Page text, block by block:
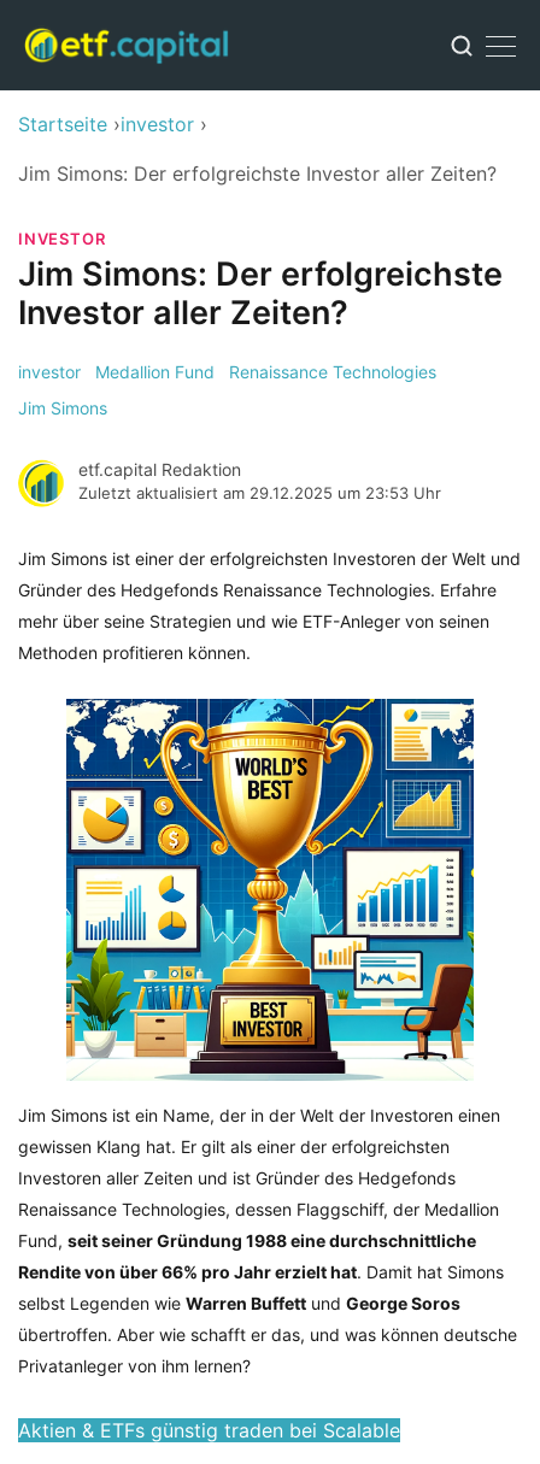
Startseite investor
Jim Simons: Der erfolgreichste Investor aller Zeiten?
INVESTOR
Jim Simons: Der erfolgreichste
Investor aller Zeiten?
investor Medallion Fund
Renaissance Technologies
Jim Simons
etf.capital Redaktion
Zuletzt aktualisiert am 29.12.2025 um 23:53 Uhr
Jim Simons ist einer der erfolgreichsten Investoren der Welt und
Gründer des Hedgefonds Renaissance Technologies. Erfahre
mehr über seine Strategien und wie ETF-Anleger von seinen
Methoden profitieren können.
Jim Simons ist ein Name, der in der Welt der Investoren einen
gewissen Klang hat. Er gilt als einer der erfolgreichsten
Investoren aller Zeiten und ist Gründer des Hedgefonds
Renaissance Technologies, dessen Flaggschiff, der Medallion
Fund, seit seiner Gründung 1988 eine durchschnittliche
Rendite von über 66% pro Jahr erzielt hat. Damit hat Simons
selbst Legenden wie Warren Buffett und George Soros
übertroffen. Aber wie schafft er das, und was können deutsche
Privatanleger von ihm lernen?
Aktien & ETFs günstig traden bei Scalable